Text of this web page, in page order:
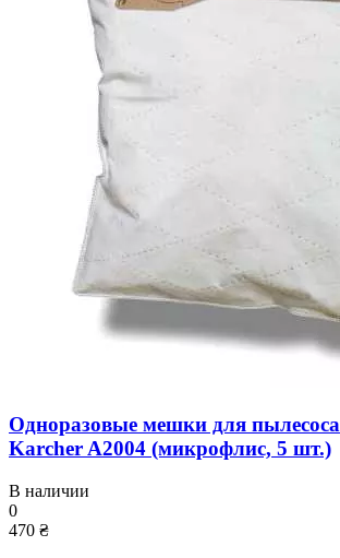
Одноразовые мешки для пылесоса
Karcher A2004 (микрофлис, 5 шт.)
В наличии
0
470 ₴